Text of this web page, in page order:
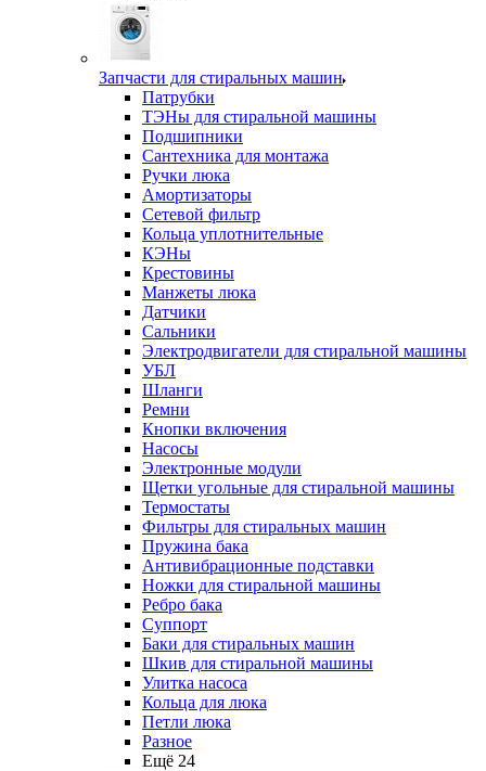
Запчасти для стиральных машин
Патрубки
ТЭНы для стиральной машины
Подшипники
Сантехника для монтажа
Ручки люка
Амортизаторы
Сетевой фильтр
Кольца уплотнительные
КЭНы
Крестовины
Манжеты люка
Датчики
Сальники
Электродвигатели для стиральной машины
УБЛ
Шланги
Ремни
Кнопки включения
Насосы
Электронные модули
Щетки угольные для стиральной машины
Термостаты
Фильтры для стиральных машин
Пружина бака
Антивибрационные подставки
Ножки для стиральной машины
Ребро бака
Суппорт
Баки для стиральных машин
Шкив для стиральной машины
Улитка насоса
Кольца для люка
Петли люка
Разное
Ещё 24